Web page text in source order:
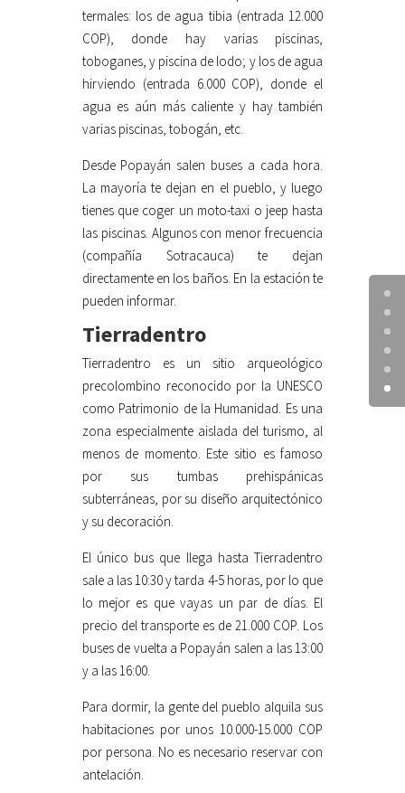
termales: los de agua tibia (entrada 12.000
COP), donde hay varias piscinas,
toboganes, y piscina de lodo; y los de agua
hirviendo (entrada 6.000 COP), donde el
agua es aún más caliente y hay también
varias piscinas, tobogán, etc.
Desde Popayán salen buses a cada hora.
La mayoría te dejan en el pueblo, y luego
tienes que coger un moto-taxi o jeep hasta
las piscinas. Algunos con menor frecuencia
(compañía Sotracauca) te dejan
directamente en los baños. En la estación te
pueden informar.
Tierradentro
Tierradentro es un sitio arqueológico
precolombino reconocido por la UNESCO
como Patrimonio de la Humanidad. Es una
zona especialmente aislada del turismo, al
menos de momento. Este sitio es famoso
por sus tumbas prehispánicas
subterráneas, por su diseño arquitectónico
y su decoración.
El único bus que llega hasta Tierradentro
sale a las 10:30 y tarda 4-5 horas, por lo que
lo mejor es que vayas un par de días. El
precio del transporte es de 21.000 COP. Los
buses de vuelta a Popayán salen a las 13:00
y a las 16:00.
Para dormir, la gente del pueblo alquila sus
habitaciones por unos 10.000-15.000 COP
por persona. No es necesario reservar con
antelación.